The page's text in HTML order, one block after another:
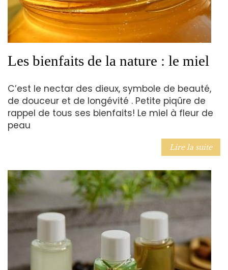
Les bienfaits de la nature : le miel
C’est le nectar des dieux, symbole de beauté,
de douceur et de longévité . Petite piqûre de
rappel de tous ses bienfaits! Le miel à fleur de
peau
Lire la suite